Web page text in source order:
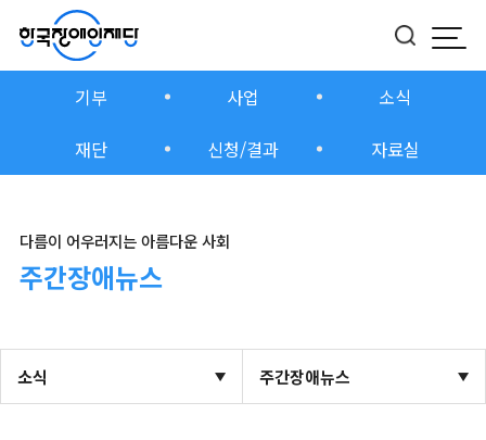
모
버튼
기부 사업
소식
재단
신청/결과 자료실
다름이 어우러지는 아름다운 사회
주간장애뉴스
소식 주간장애뉴스